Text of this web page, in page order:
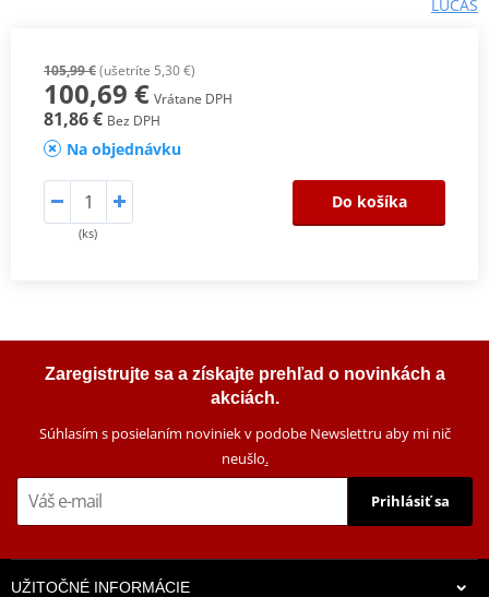
LUCAS
105,99 €(ušetríte 5,30 €)
100,69 € Vrátane DPH
81,86 € Bez DPH
Na objednávku
(ks)
Do košíka
Zaregistrujte sa a získajte prehľad o novinkách a
akciách.
Súhlasím s posielaním noviniek v podobe Newslettru aby mi nič
neušlo.
Prihlásiť sa
UŽITOČNÉ INFORMÁCIE